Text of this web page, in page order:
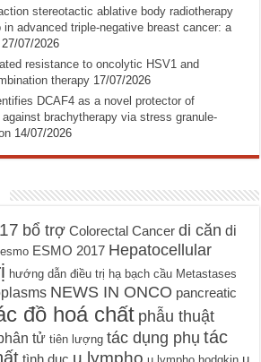
stereotactic ablative body radiotherapy
advanced triple-negative breast cancer: a
27/07/2026
resistance to oncolytic HSV1 and
therapy 17/07/2026
DCAF4 as a novel protector of
brachytherapy via stress granule-
14/07/2026
bổ trợ Colorectal Cancer di căn di
esmo ESMO 2017 Hepatocellular
hướng dẫn điều trị hạ bạch cầu Metastases
NEWS IN ONCO pancreatic
đồ hoá chất phẫu thuật
tử tiên lượng tác dụng phụ tác
u lympho